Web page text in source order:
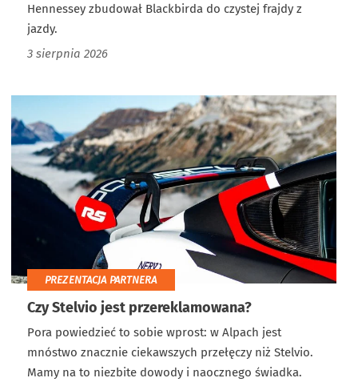
Hennessey zbudował Blackbirda do czystej frajdy z
jazdy.
3 sierpnia 2026
PREZENTACJA PARTNERA
Czy Stelvio jest przereklamowana?
Pora powiedzieć to sobie wprost: w Alpach jest
mnóstwo znacznie ciekawszych przełęczy niż Stelvio.
Mamy na to niezbite dowody i naocznego świadka.